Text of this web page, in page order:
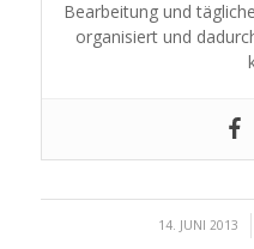
Bearbeitung und
organisiert und
14. JUNI 2013
/